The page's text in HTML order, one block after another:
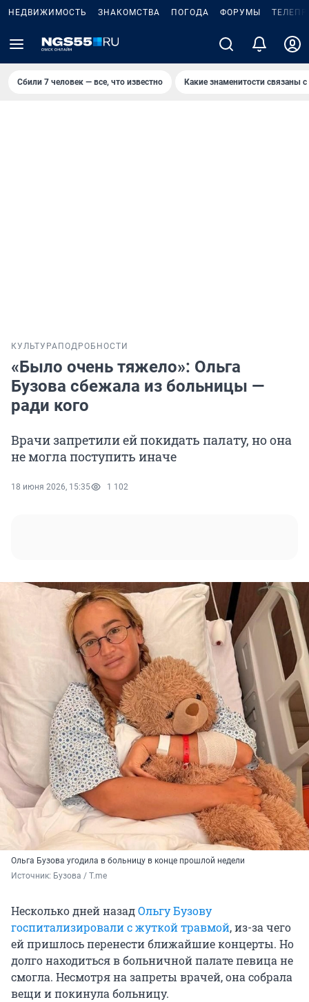
НЕДВИЖИМОСТЬ ЗНАКОМСТВА ПОГОДА ФОРУМЫ
Сбили 7 человек — все, что известно Какие знаменитости связаны
КУЛЬТУРА ПОДРОБНОСТИ
«Было очень тяжело»: Ольга
Бузова сбежала из больницы —
ради кого
Врачи запретили ей покидать палату, но она
не могла поступить иначе
18 июня 2026, 15:35 1 102
Ольга Бузова угодила в больницу в конце прошлой недели
Источник: Бузова / T.me
Несколько дней назадОльгу Бузову
госпитализировали с жуткой травмой, из-за чего
ей пришлось перенести ближайшие концерты. Но
долго находиться в больничной палате певица не
смогла. Несмотря на запреты врачей, она собрала
вещи и покинула больницу.